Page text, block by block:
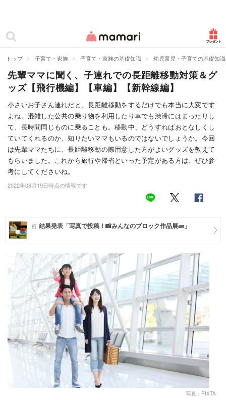
ママリ
カテゴリー一覧
妊娠
出産
赤ちゃん・育児
子育て・家族
病院
住まい
トレンド・イベント
トップ 子育て・家族 子育て・家族の基礎知識 幼児育児・子育ての基礎知識
先輩ママに聞く、子連れでの長距離移動対策＆グ
ッズ【飛行機編】【車編】【新幹線編】
小さいお子さん連れだと、長距離移動をするだけでも本当に大変です
よね。混雑した公共の乗り物を利用したり車でも渋滞にはまったりし
て、長時間同じものに乗ることも。移動中、どうすればおとなしくし
ていてくれるのか、知りたいママもいるのではないでしょうか。今回
は先輩ママたちに、長距離移動の際用意した方がよいグッズを教えて
もらいました。これから旅行や帰省といった予定がある方は、ぜひ参
考にしてくださいね。
2022年08月19日時点の情報です
結果発表「写真で投稿！📸みんなのブロック作品展🧱」
写真：PIXTA